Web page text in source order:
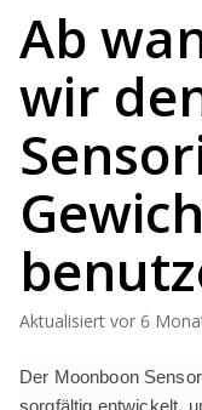
Ab
wir
Aktualisiert vor 6
Der Moonboon
sorgfältig entwickelt,